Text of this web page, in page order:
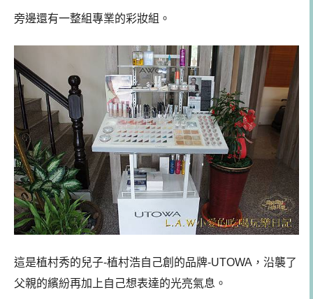
旁邊還有一整組專業的彩妝組。
這是植村秀的兒子-植村浩自己創的品牌-UTOWA，沿襲了
父親的繽紛再加上自己想表達的光亮氣息。